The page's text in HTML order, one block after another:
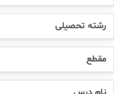
مذهبی
هنر
علوم انسانی
ادبیات
اکسسوری
ابتدایی
رشته تحصیلی
مقطع